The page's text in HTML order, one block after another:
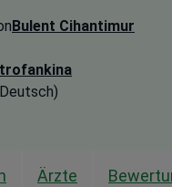
Bulent Cihantimur
Ärzte